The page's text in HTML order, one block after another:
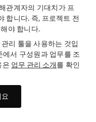
관계자의 기대치가 프
합니다. 즉, 프로젝트 전
야 합니다.
리 툴을 사용하는 것입
에서 구성원과 업무를 조
은 업무 관리 소개를 확인